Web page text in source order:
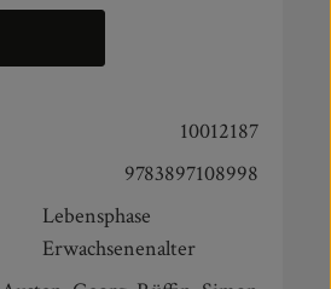
10012187
9783897108998
Lebensphase
Erwachsenenalter